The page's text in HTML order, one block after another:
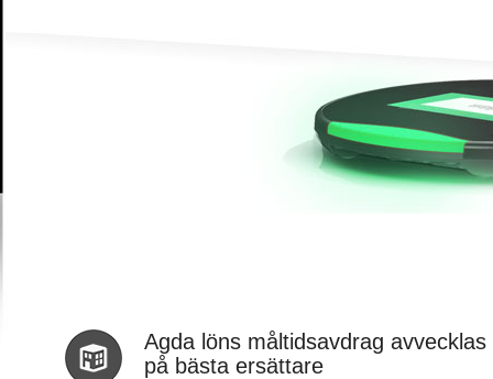
Agda löns måltidsavdrag
på bästa ersättare